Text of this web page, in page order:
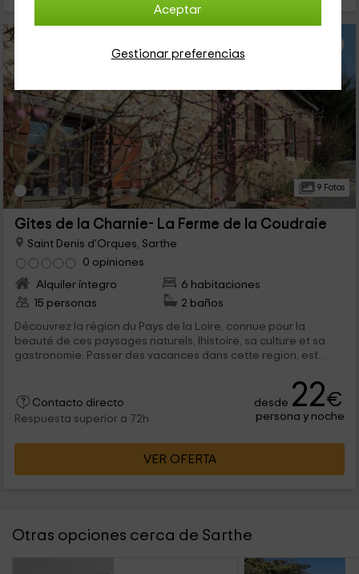
Aceptar
Gestionar preferencias
9 Fotos
Gites de la Charnie- La Ferme de la Coudraie
Saint Denis d'Orques, Sarthe
0 opiniones
Alquiler íntegro
6 habitaciones
15 personas
2 baños
Découvrez la région du Pays de la Loire, connue pour la
beauté de ces paysages naturels, lhistoire, sa culture et sa
gastronomie. Passer des vacances dans cette region, est...
Contacto directo
Respuesta superior a 72h
desde 22€
persona y noche
VER OFERTA
Otras opciones cerca de Sarthe